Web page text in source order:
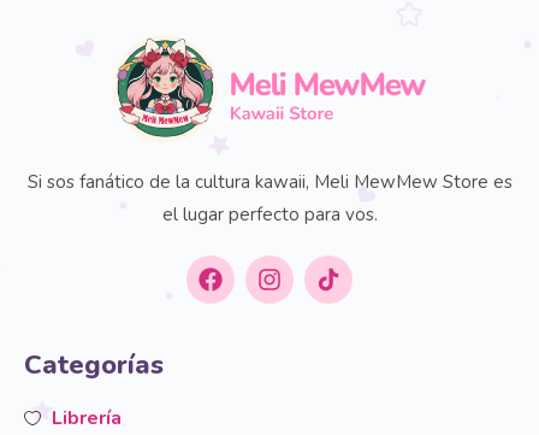
Si sos fanático de la cultura kawaii, Meli MewMew Store es
el lugar perfecto para vos.
Categorías
Librería